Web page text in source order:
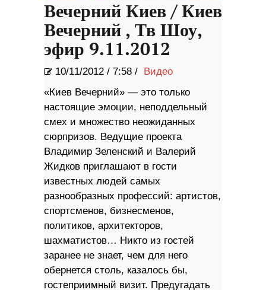
Вечерний Киев / Киев
Вечерний , Тв Шоу,
эфир 9.11.2012
10/11/2012 / 7:58 / Видео
«Киев Вечерний» — это только
настоящие эмоции, неподдельный
смех и множество неожиданных
сюрпризов. Ведущие проекта
Владимир Зеленский и Валерий
Жидков приглашают в гости
известных людей самых
разнообразных профессий: артистов,
спортсменов, бизнесменов,
политиков, архитекторов,
шахматистов… Никто из гостей
заранее не знает, чем для него
обернется столь, казалось бы,
гостеприимный визит. Предугадать